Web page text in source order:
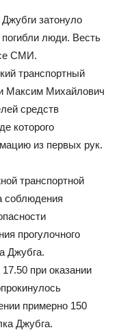
затонуло
погибли люди. Весть
СМИ.
транспортный
Максим Михайлович
средств
которого
из первых рук.
транспортной
соблюдения
прогулочного
Джубга.
при оказании
примерно 150
Джубга.